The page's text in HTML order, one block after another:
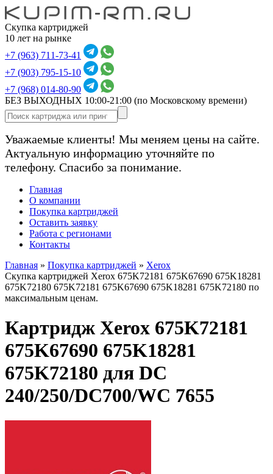
Скупка картриджей
10 лет на рынке
+7 (963) 711-73-41
+7 (903) 795-15-10
+7 (968) 014-80-90
БЕЗ ВЫХОДНЫХ 10:00-21:00 (по Московскому времени)
Уважаемые клиенты! Мы меняем цены на сайте.
Актуальную информацию уточняйте по
телефону. Спасибо за понимание.
Главная
О компании
Покупка картриджей
Оставить заявку
Работа с регионами
Контакты
Главная » Покупка картриджей » Xerox
Скупка картриджей Xerox 675K72181 675K67690 675K18281
675K72180 675K72181 675K67690 675K18281 675K72180 по
максимальным ценам.
Картридж Xerox 675K72181
675K67690 675K18281
675K72180 для DC
240/250/DC700/WC 7655